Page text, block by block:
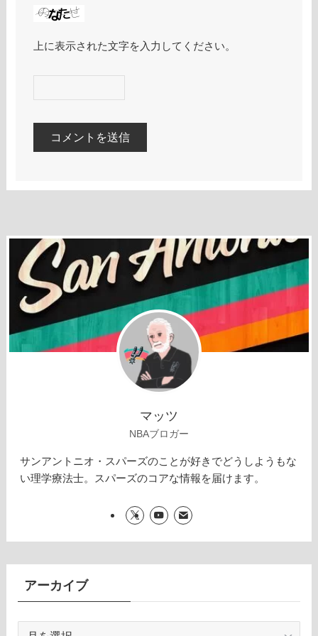
上に表示された文字を入力してください。
マッツ
NBAブロガー
サンアントニオ・スパーズのことが好きでどうしようもな
い理学療法士。スパーズのコアな情報を届けます。
アーカイブ